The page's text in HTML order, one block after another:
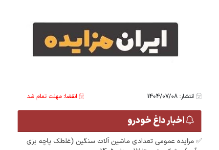
انتشار: 1404/07/08 انقضا: مهلت تمام شد
اخبار داغ خودرو
✅ مزایده عمومی تعدادی ماشین آلات سنگین (غلطک پاچه بزی